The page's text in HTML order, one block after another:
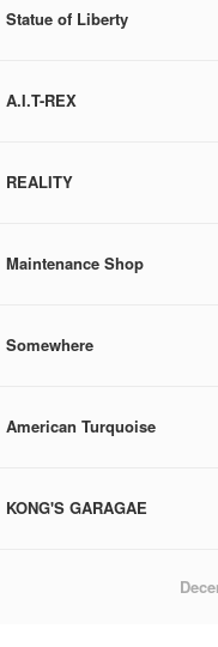
Statue of Liberty
A.I.T-REX
REALITY
Maintenance Shop
Somewhere
American Turquoise
KONG'S GARAGAE